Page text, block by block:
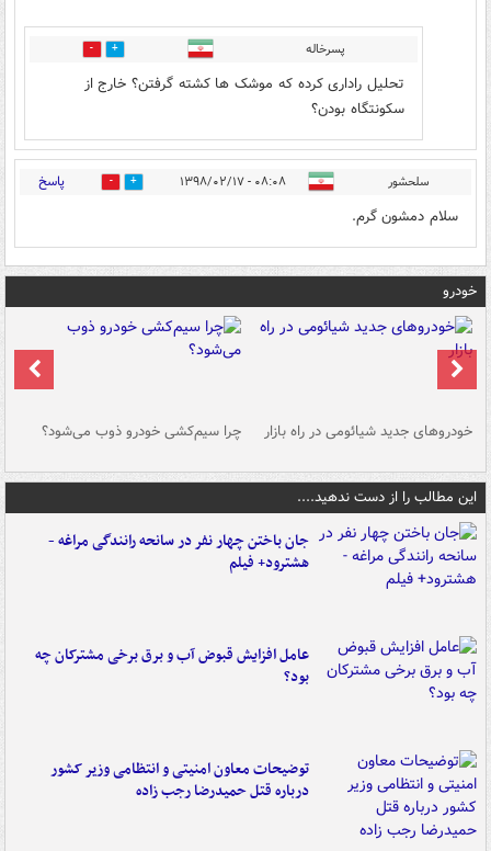
پسرخاله 1
تحلیل راداری کرده که موشک ها کشته گرفتن؟ خارج از
سکونتگاه بودن؟
سلحشور ۰۸:۰۸ - ۱۳۹۸/۰۲/۱۷ 2 پاسخ
سلام دمشون گرم.
خودرو
خودروهای جدید شیائومی در راه بازار چرا سیم‌کشی خودرو ذوب می‌شود؟
این مطالب را از دست ندهید....
جان باختن چهار نفر در سانحه رانندگی مراغه -
هشترود+ فیلم
عامل افزایش قبوض آب و برق برخی مشترکان چه
بود؟
توضیحات معاون امنیتی و انتظامی وزیر کشور
درباره قتل حمیدرضا رجب زاده